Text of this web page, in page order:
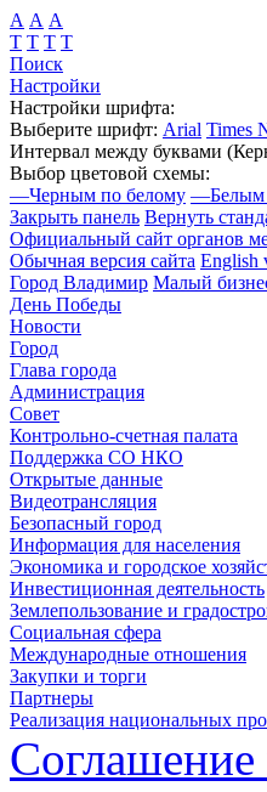
А А А
Т Т Т Т
Поиск
Настройки
Настройки шрифта:
Выберите шрифт: Arial Times
Интервал между буквами
Выбор цветовой схемы:
—Черным по белому —Белым
Закрыть панель Вернуть
Официальный сайт органов
Обычная версия сайта English
Город Владимир Малый
День Победы
Новости
Город
Глава города
Администрация
Совет
Контрольно-счетная палата
Поддержка СО НКО
Открытые данные
Видеотрансляция
Безопасный город
Информация для населения
Экономика и городское
Инвестиционная деятельность
Землепользование и
Социальная сфера
Международные отношения
Закупки и торги
Партнеры
Реализация национальных
Соглашение